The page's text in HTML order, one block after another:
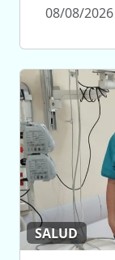
08/08/2026
SALUD